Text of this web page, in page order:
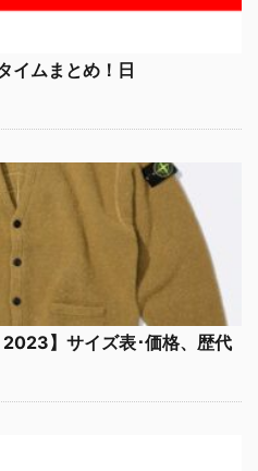
ムまとめ！日
】サイズ表･価格、歴代